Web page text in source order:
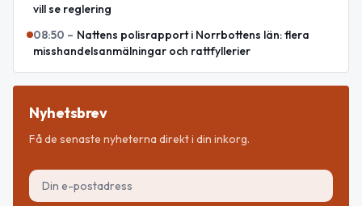
vill se reglering
08:50 – Nattens polisrapport i Norrbottens län: flera
misshandelsanmälningar och rattfyllerier
Nyhetsbrev
Få de senaste nyheterna direkt i din inkorg.